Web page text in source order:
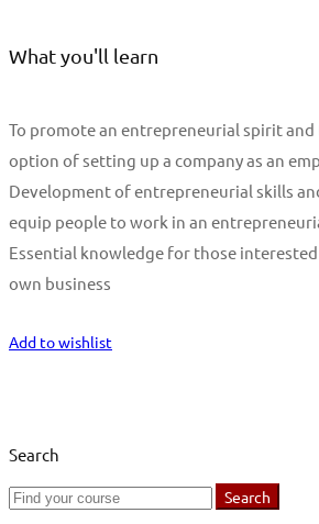
What you'll learn
To promote an entrepreneurial spirit
option of setting up a company as an
Development of entrepreneurial skills
equip people to work in an
Essential knowledge for those
own business
Add to wishlist
Search
Search
Search